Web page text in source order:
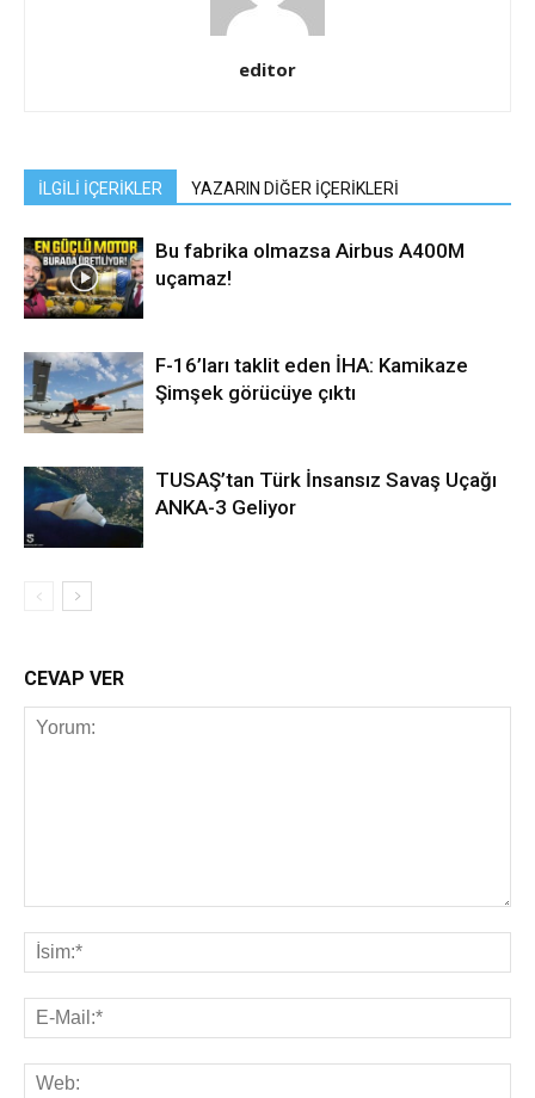
editor
İLGİLİ İÇERİKLER YAZARIN DİĞER İÇERİKLERİ
Bu fabrika olmazsa Airbus A400M
uçamaz!
F-16’ları taklit eden İHA: Kamikaze
Şimşek görücüye çıktı
TUSAŞ’tan Türk İnsansız Savaş Uçağı
ANKA-3 Geliyor
CEVAP VER